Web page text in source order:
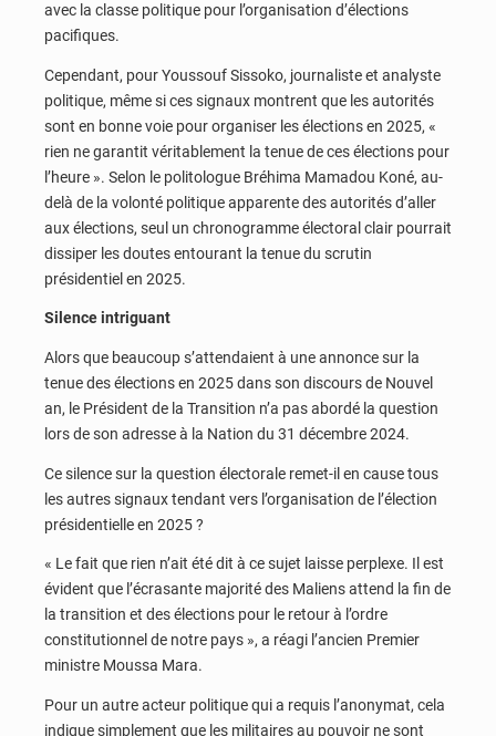
avec la classe politique pour l’organisation d’élections
pacifiques.
Cependant, pour Youssouf Sissoko, journaliste et analyste
politique, même si ces signaux montrent que les autorités
sont en bonne voie pour organiser les élections en 2025, «
rien ne garantit véritablement la tenue de ces élections pour
l’heure ». Selon le politologue Bréhima Mamadou Koné, au-
delà de la volonté politique apparente des autorités d’aller
aux élections, seul un chronogramme électoral clair pourrait
dissiper les doutes entourant la tenue du scrutin
présidentiel en 2025.
Silence intriguant
Alors que beaucoup s’attendaient à une annonce sur la
tenue des élections en 2025 dans son discours de Nouvel
an, le Président de la Transition n’a pas abordé la question
lors de son adresse à la Nation du 31 décembre 2024.
Ce silence sur la question électorale remet-il en cause tous
les autres signaux tendant vers l’organisation de l’élection
présidentielle en 2025 ?
« Le fait que rien n’ait été dit à ce sujet laisse perplexe. Il est
évident que l’écrasante majorité des Maliens attend la fin de
la transition et des élections pour le retour à l’ordre
constitutionnel de notre pays », a réagi l’ancien Premier
ministre Moussa Mara.
Pour un autre acteur politique qui a requis l’anonymat, cela
indique simplement que les militaires au pouvoir ne sont